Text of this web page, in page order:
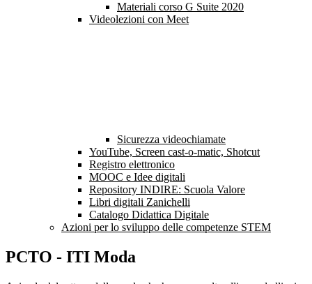
Materiali corso G Suite 2020
Videolezioni con Meet
Sicurezza videochiamate
YouTube, Screen cast-o-matic, Shotcut
Registro elettronico
MOOC e Idee digitali
Repository INDIRE: Scuola Valore
Libri digitali Zanichelli
Catalogo Didattica Digitale
Azioni per lo sviluppo delle competenze STEM
PCTO - ITI Moda